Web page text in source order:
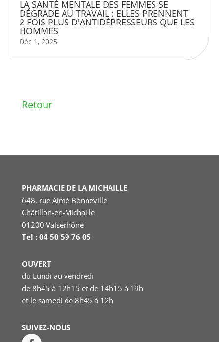
LA SANTÉ MENTALE DES FEMMES SE
DÉGRADE AU TRAVAIL : ELLES PRENNENT
2 FOIS PLUS D'ANTIDÉPRESSEURS QUE LES
HOMMES
Déc 1, 2025
Retour
PHARMACIE DE LA MICHAILLE
648, rue Aimé Bonneville
Châtillon-en-Michaille
01200 Valserhône
Tel : 04 50 59 76 05
OUVERT
du Lundi au vendredi
de 8h45 à 12h15 et de 14h15 à 19h
et le samedi de 8h45 à 12h
SUIVEZ-NOUS